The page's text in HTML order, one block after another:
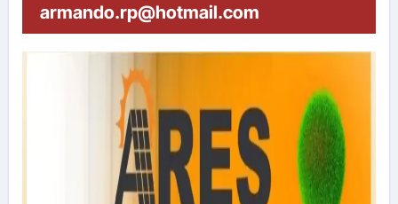
armando.rp@hotmail.com